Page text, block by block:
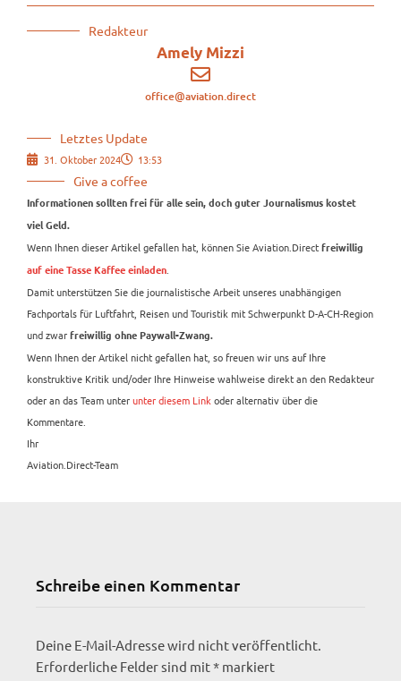
Redakteur
Amely Mizzi
office@aviation.direct
Letztes Update
31. Oktober 2024 13:53
Give a coffee
Informationen sollten frei für alle sein, doch guter Journalismus kostet
viel Geld.
Wenn Ihnen dieser Artikel gefallen hat, können Sie Aviation.Direct freiwillig
auf eine Tasse Kaffee einladen.
Damit unterstützen Sie die journalistische Arbeit unseres unabhängigen
Fachportals für Luftfahrt, Reisen und Touristik mit Schwerpunkt D-A-CH-Region
und zwar freiwillig ohne Paywall-Zwang.
Wenn Ihnen der Artikel nicht gefallen hat, so freuen wir uns auf Ihre
konstruktive Kritik und/oder Ihre Hinweise wahlweise direkt an den Redakteur
oder an das Team unterunter diesem Linkoder alternativ über die
Kommentare.
Ihr
Aviation.Direct-Team
Schreibe einen Kommentar
Deine E-Mail-Adresse wird nicht veröffentlicht.
Erforderliche Felder sind mit* markiert